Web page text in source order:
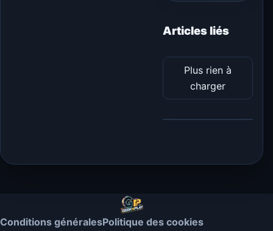
Articles liés
Plus rien à
charger
Conditions généralesPolitique des cookies